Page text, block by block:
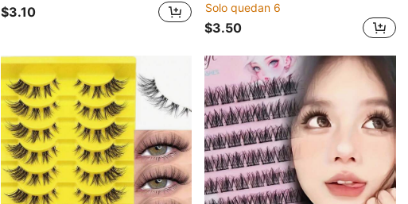
$3.10
Solo quedan 6
$3.50